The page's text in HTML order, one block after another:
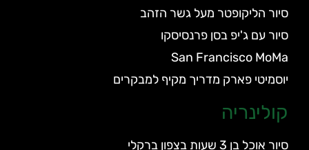
סיור הליקופטר מעל גשר הזהב
סיור עם ג'יפ בסן פרנסיסקו
San Francisco MoMa
יוסמיטי פארק מדריך מקיף למבקרים
קולינריה
סיור אוכל בן 3 שעות בצפון ברקלי